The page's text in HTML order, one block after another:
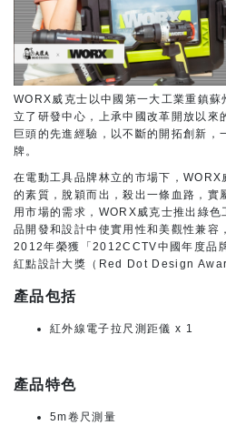
WORX威克士以中國第一大工業重鎮
立了研發中心，上承中國改革開放以來
巨頭的先進經驗，以不斷的開拓創新，
牌。
在電動工具品牌林立的市場下，
的素質，脫穎而出，殺出一條血路，實
用市場的需求，WORX威克士推出綠
品開發和設計中使實用性和美觀性兼容
2012年榮獲「2012CCTV中國年度品
紅點設計大獎（Red Dot Design
產品包括
紅外線電子拉尺測距儀 x 1
產品特色
5m卷尺測量